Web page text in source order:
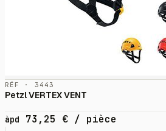
RÉF · 3443
Petzl VERTEX VENT
àpd 73,25 € / pièce